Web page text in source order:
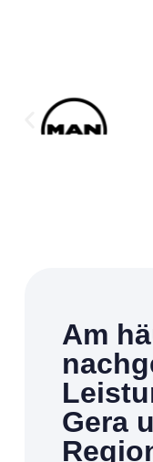
Am
Gera